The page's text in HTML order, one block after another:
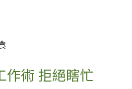
作術 拒絕瞎忙